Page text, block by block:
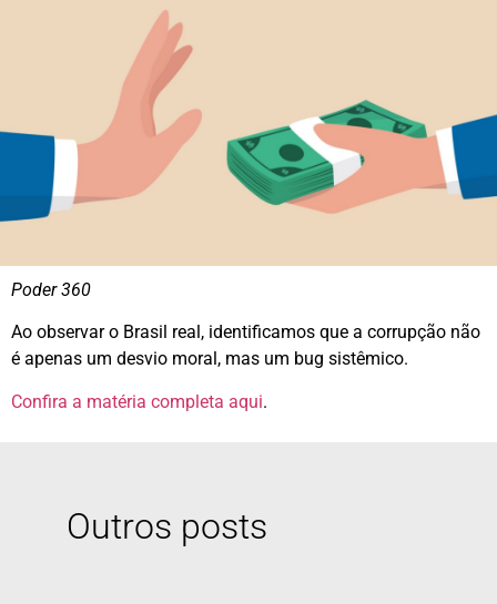
Poder 360
Ao observar o Brasil real, identificamos que a corrupção não
é apenas um desvio moral, mas um bug sistêmico.
Confira a matéria completa aqui.
Outros posts